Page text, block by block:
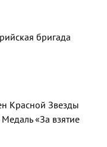
бригада
Красной Звезды
«За взятие